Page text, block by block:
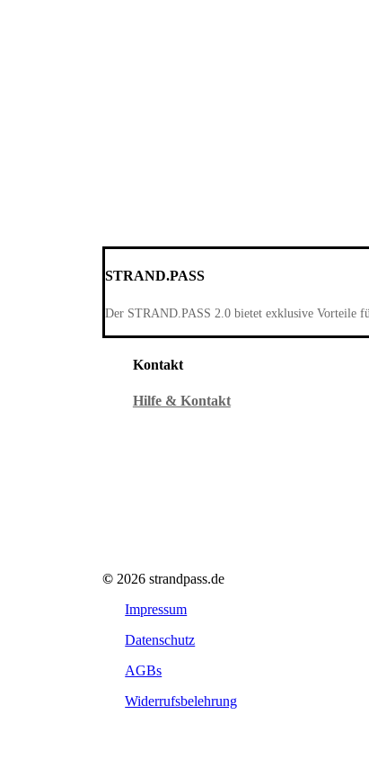
STRAND.PASS
Der STRAND.PASS 2.0 bietet exklusive Vorteile
Kontakt
Hilfe & Kontakt
© 2026 strandpass.de
Impressum
Datenschutz
AGBs
Widerrufsbelehrung